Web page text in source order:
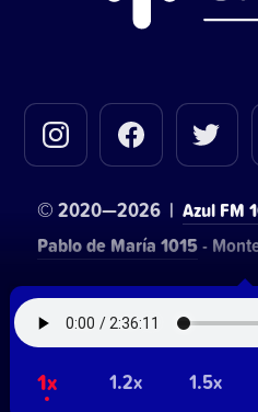
1x 1.2x 1.5x
© 2020—2026 | Azul FM
Pablo de María 1015-
Contacto comercial:
NetUy
Privacidad~Términos y